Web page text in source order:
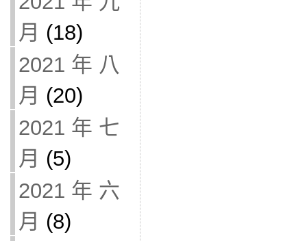
月 (18)
2021 年 八
月 (20)
2021 年 七
月 (5)
2021 年 六
月 (8)